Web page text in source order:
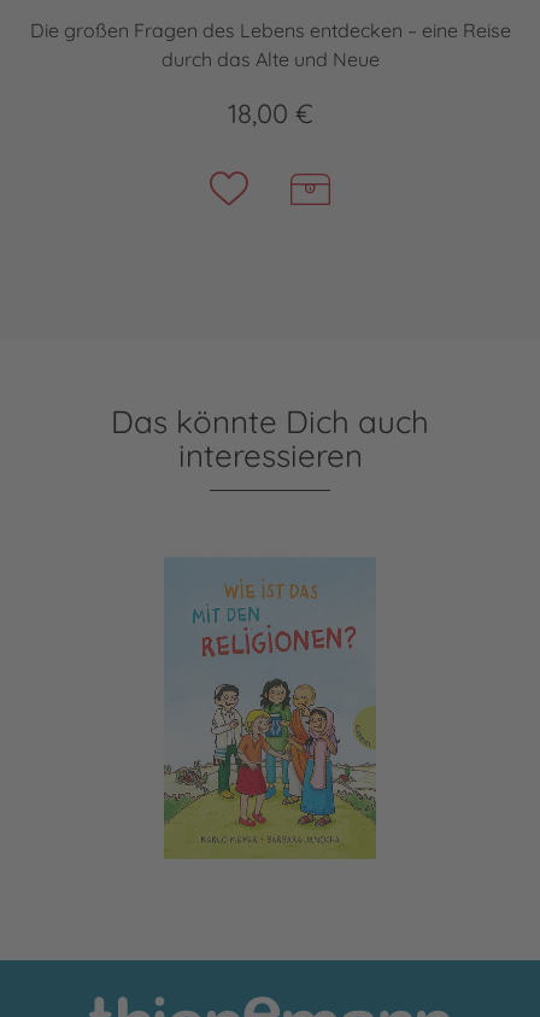
Die großen Fragen des Lebens entdecken – eine Reise
durch das Alte und Neue
18,00 €
Das könnte Dich auch
interessieren
Wie ist das mit den Religionen?